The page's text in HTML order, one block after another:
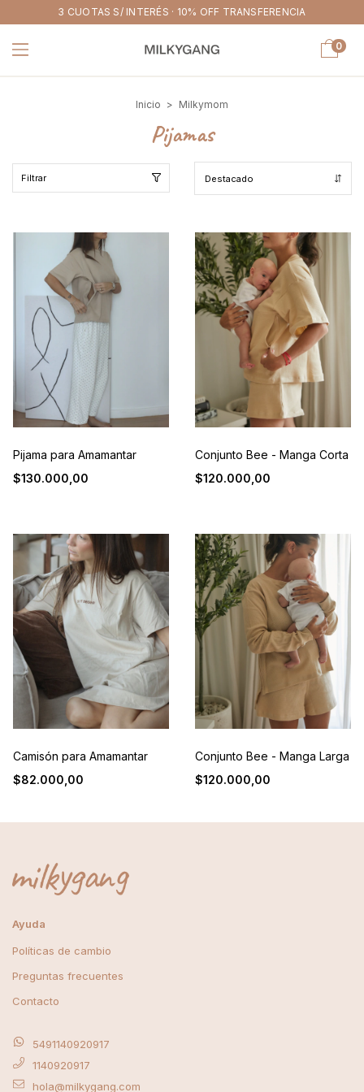
3 CUOTAS S/ INTERÉS · 10% OFF TRANSFERENCIA
0
Inicio > Milkymom
Pijamas
Filtrar
Pijama para Amamantar
$130.000,00
Conjunto Bee - Manga Corta
$120.000,00
Camisón para Amamantar
$82.000,00
Conjunto Bee - Manga Larga
$120.000,00
Ayuda
Políticas de cambio
Preguntas frecuentes
Contacto
5491140920917
1140920917
hola@milkygang.com